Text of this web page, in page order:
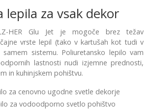
lepila za vsak dekor
HER Glu Jet je mogoče brez težav
vrste lepil (tako v kartušah kot tudi v
sistemu. Poliuretansko lepilo vam
lastnosti nudi izjemne prednosti,
in kuhinjskem pohištvu.
za cenovno ugodne svetle dekorje
za vodoodporno svetlo pohištvo